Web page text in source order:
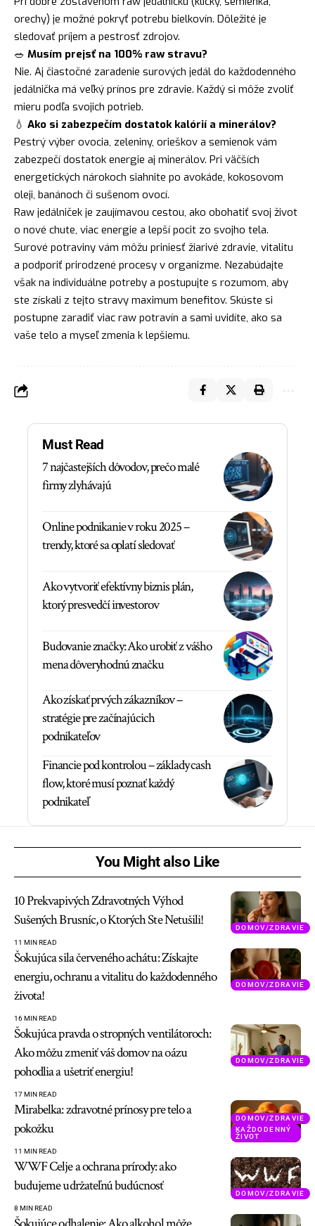
orechy) je možné pokryť potrebu bielkovín. Dôležité je
sledovať príjem a pestrosť zdrojov.
🥗 Musím prejsť na 100% raw stravu?
Nie. Aj čiastočné zaradenie surových jedál do každodenného
jedálnička má veľký prínos pre zdravie. Každý si môže zvoliť
mieru podľa svojich potrieb.
💧 Ako si zabezpečím dostatok kalórií a minerálov?
Pestrý výber ovocia, zeleniny, orieškov a semienok vám
zabezpečí dostatok energie aj minerálov. Pri väčších
energetických nárokoch siahnite po avokáde, kokosovom
oleji, banánoch či sušenom ovocí.
Raw jedálniček je zaujímavou cestou, ako obohatiť svoj život
o nové chute, viac energie a lepší pocit zo svojho tela.
Surové potraviny vám môžu priniesť žiarivé zdravie, vitalitu
a podporiť prirodzené procesy v organizme. Nezabúdajte
však na individuálne potreby a postupujte s rozumom, aby
ste získali z tejto stravy maximum benefitov. Skúste si
postupne zaradiť viac raw potravín a sami uvidíte, ako sa
vaše telo a myseľ zmenia k lepšiemu.
Must Read
7 najčastejších dôvodov, prečo malé
firmy zlyhávajú
Online podnikanie v roku 2025 –
trendy, ktoré sa oplatí sledovať
Ako vytvoriť efektívny biznis plán,
ktorý presvedčí investorov
Budovanie značky: Ako urobiť z vášho
mena dôveryhodnú značku
Ako získať prvých zákazníkov –
stratégie pre začínajúcich
podnikateľov
Financie pod kontrolou – základy cash
flow, ktoré musí poznať každý
podnikateľ
You Might also Like
DOMOV/ZDRAVIE
10 Prekvapivých Zdravotných Výhod
Sušených Brusníc, o Ktorých Ste Netušili!
11 MIN READ
DOMOV/ZDRAVIE
Šokujúca sila červeného achátu: Získajte
energiu, ochranu a vitalitu do každodenného
života!
16 MIN READ
DOMOV/ZDRAVIE
Šokujúca pravda o stropných ventilátoroch:
Ako môžu zmeniť váš domov na oázu
pohodlia a ušetriť energiu!
17 MIN READ
DOMOV/ZDRAVIE
KAŽDODENNÝ
ŽIVOT
Mirabelka: zdravotné prínosy pre telo a
pokožku
11 MIN READ
DOMOV/ZDRAVIE
WWF Celje a ochrana prírody: ako
budujeme udržateľnú budúcnosť
8 MIN READ